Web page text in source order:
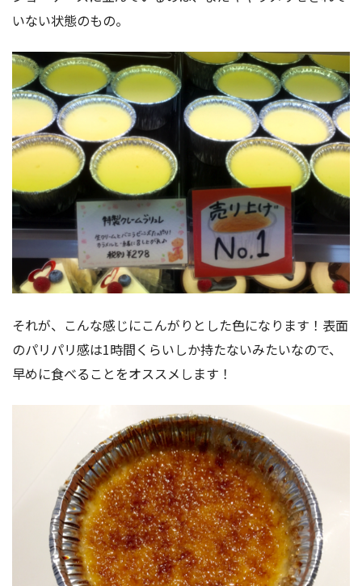
いない状態のもの。
それが、こんな感じにこんがりとした色になります！表面
のパリパリ感は1時間くらいしか持たないみたいなので、
早めに食べることをオススメします！